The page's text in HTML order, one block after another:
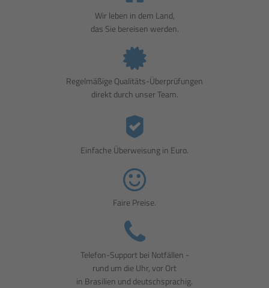
Wir leben in dem Land,
das Sie bereisen werden.
Regelmäßige Qualitäts-Überprüfungen
direkt durch unser Team.
Einfache Überweisung in Euro.
Faire Preise.
Telefon-Support bei Notfällen -
rund um die Uhr, vor Ort
in Brasilien und deutschsprachig.